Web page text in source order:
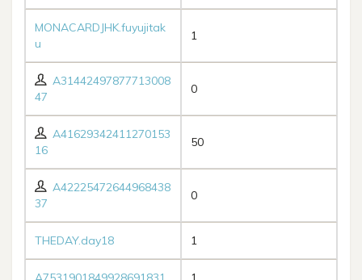
MONACARDJHK.fuyujitak
u
1
A31442497877713008
47
0
A41629342411270153
16
50
A42225472644968438
37
0
THEDAY.day18 1